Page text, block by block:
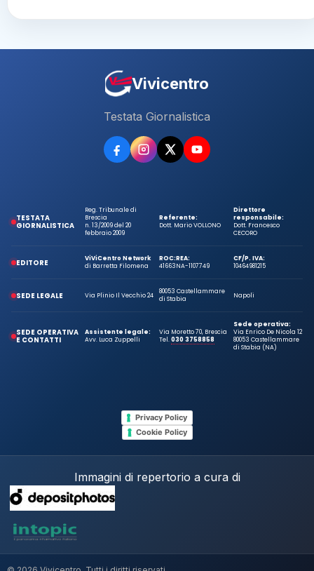
Vivicentro
Testata Giornalistica
TESTATA
GIORNALISTICA
Reg. Tribunale di
Brescia
n. 13/2009 del 20
febbraio 2009
Referente:
Dott. Mario VOLLONO
Direttore
responsabile:
Dott. Francesco
CECORO
EDITORE
ViViCentro Network
di Barretta Filomena
ROC:
41663
REA:
NA-1107749
CF/P. IVA:
10464981215
SEDE LEGALE Via Plinio Il Vecchio 24
80053 Castellammare
di Stabia
Napoli
SEDE OPERATIVA
E CONTATTI
Assistente legale:
Avv. Luca Zuppelli
Via Moretto 70, Brescia
Tel.030 3758858
Sede operativa:
Via Enrico De Nicola 12
80053 Castellammare
di Stabia (NA)
Privacy Policy
Cookie Policy
Immagini di repertorio a cura di